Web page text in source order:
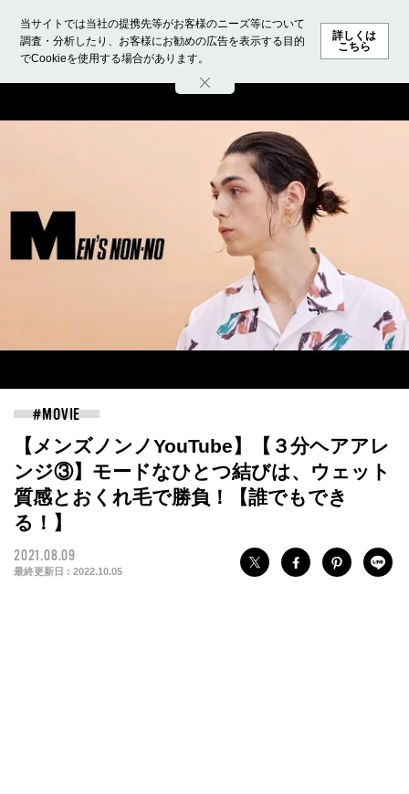
当サイトでは当社の提携先等がお客様のニーズ等について
調査・分析したり、お客様にお勧めの広告を表示する目的
でCookieを使用する場合があります。
詳しくは
こちら
ホーム モデル募集 ランキング ファッション ビューテ
【メンズノンノYouTube】【３分ヘアアレ
ンジ③】モードなひとつ結びは、ウェット
質感とおくれ毛で勝負！【誰でもでき
る！】
2021.08.09
最終更新日 : 2022.10.05